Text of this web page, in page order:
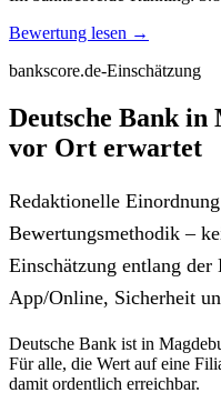
Bewertung lesen →
bankscore.de-Einschätzung
Deutsche Bank in
vor Ort erwartet
Redaktionelle
Bewertungsmethodik –
Einschätzung entlang
App/Online, Sicherheit
Deutsche Bank ist in
Für alle, die Wert auf eine
damit ordentlich erreichbar.